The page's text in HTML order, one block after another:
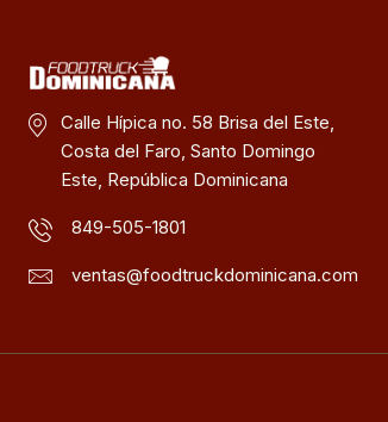
Calle Hípica no. 58 Brisa del Este,
Costa del Faro, Santo Domingo
Este, República Dominicana
849-505-1801
ventas@foodtruckdominicana.com